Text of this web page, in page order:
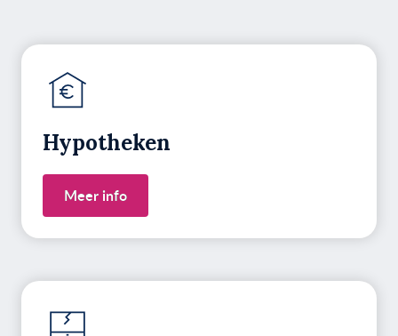
Hypotheken
Meer info